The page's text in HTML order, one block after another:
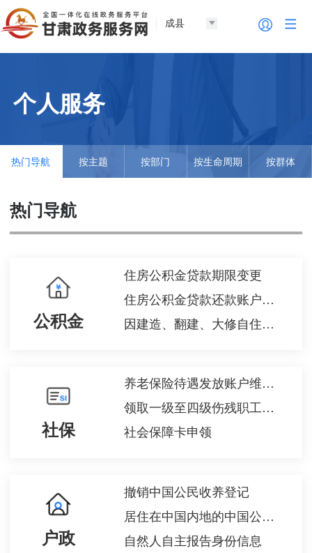
成县
个人服务
热门导航 按主题 按部门 按生命周期 按群体
热门导航
公积金
住房公积金贷款期限变更
住房公积金贷款还款账户变更
因建造、翻建、大修自住住房申请住房公积金贷款
社保
养老保险待遇发放账户维护申请（城镇企业职工基本养老保险）
领取一级至四级伤残职工工伤保险长期待遇资格认证
社会保障卡申领
户政
撤销中国公民收养登记
居住在中国内地的中国公民在内地补领收养登记
自然人自主报告身份信息